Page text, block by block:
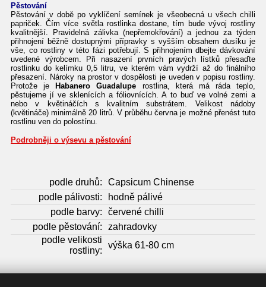
Pěstování
Pěstování v době po vyklíčení semínek je všeobecná u všech chilli
papriček. Čím více světla rostlinka dostane, tím bude vývoj rostliny
kvalitnější. Pravidelná zálivka (nepřemokřování) a jednou za týden
přihnojení běžně dostupnými přípravky s vyšším obsahem dusíku je
vše, co rostliny v této fázi potřebují. S přihnojením dbejte dávkování
uvedené výrobcem. Při nasazení prvních pravých lístků přesaďte
rostlinku do kelímku 0,5 litru, ve kterém vám vydrží až do finálního
přesazení. Nároky na prostor v dospělosti je uveden v popisu rostliny.
Protože jeHabanero Guadalupe rostlina, která má ráda teplo,
pěstujeme jí ve sklenících a fóliovnících. A to buď ve volné zemi a
nebo v květináčích s kvalitním substrátem. Velikost nádoby
(květináče) minimálně 20 litrů. V průběhu června je možné přenést tuto
rostlinu ven do polostínu.
Podrobněji o výsevu a pěstování
podle druhů:
Capsicum Chinense
podle pálivosti:
hodně pálivé
podle barvy:
červené chilli
podle pěstování:
zahradovky
podle velikosti
rostliny:
výška 61-80 cm